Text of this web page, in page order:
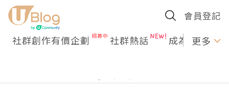
會員登記
社群創作有價企劃 社群熱話 成為U更多